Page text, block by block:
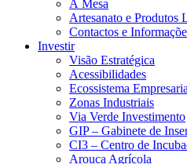
À Mesa
Artesanato e Produtos
Contactos e
Investir
Visão Estratégica
Acessibilidades
Ecossistema
Zonas Industriais
Via Verde Investimento
GIP – Gabinete de
CI3 – Centro de
Arouca Agrícola